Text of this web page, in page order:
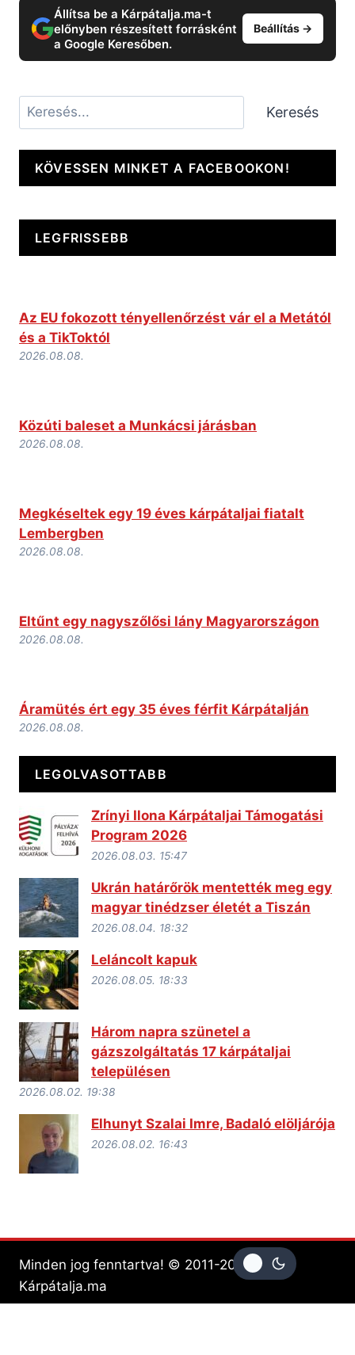
Állítsa be a Kárpátalja.ma-t
előnyben részesített forrásként
a Google Keresőben.
Beállítás →
Keresés Keresés
KÖVESSEN MINKET A FACEBOOKON!
LEGFRISSEBB
Az EU fokozott tényellenőrzést vár el a Metától
és a TikToktól
2026.08.08.
Közúti baleset a Munkácsi járásban
2026.08.08.
Megkéseltek egy 19 éves kárpátaljai fiatalt
Lembergben
2026.08.08.
Eltűnt egy nagyszőlősi lány Magyarországon
2026.08.08.
Áramütés ért egy 35 éves férfit Kárpátalján
2026.08.08.
LEGOLVASOTTABB
Zrínyi Ilona Kárpátaljai Támogatási
Program 2026
2026.08.03. 15:47
Ukrán határőrök mentették meg egy
magyar tinédzser életét a Tiszán
2026.08.04. 18:32
Leláncolt kapuk
2026.08.05. 18:33
Három napra szünetel a
gázszolgáltatás 17 kárpátaljai
településen
2026.08.02. 19:38
Elhunyt Szalai Imre, Badaló elöljárója
2026.08.02. 16:43
Minden jog fenntartva! © 2011-2026 -
Kárpátalja.ma